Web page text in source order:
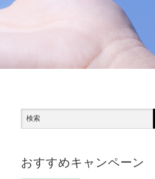
おすすめキャンペーン